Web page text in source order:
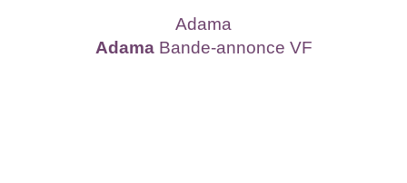
Adama
AdamaBande-annonce VF